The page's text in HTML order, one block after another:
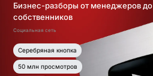
Бизнес-разборы от менеджеров до
собственников
Социальная сеть
Серебряная кнопка
50 млн просмотров